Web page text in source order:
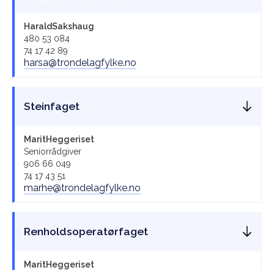
HaraldSakshaug
480 53 084
74 17 42 89
harsa@trondelagfylke.no
Steinfaget
MaritHeggeriset
Seniorrådgiver
906 66 049
74 17 43 51
marhe@trondelagfylke.no
Renholdsoperatørfaget
MaritHeggeriset